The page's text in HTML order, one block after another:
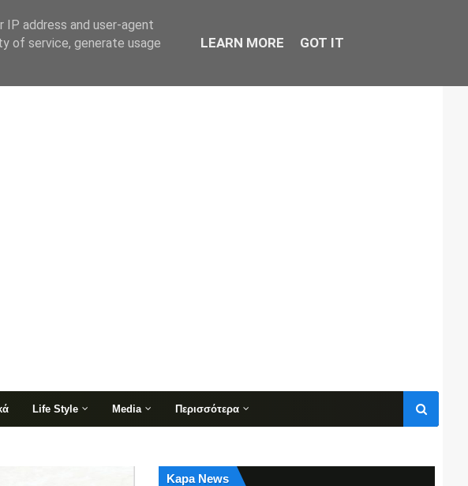
Life Style Media Περισσότερα
Kapa News
address and user-agent
of service, generate usage
LEARN MORE GOT IT